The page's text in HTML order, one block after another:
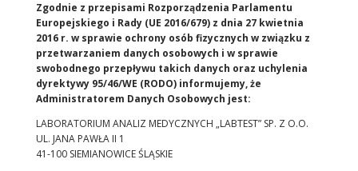
Zgodnie z przepisami Rozporządzenia Parlamentu
Europejskiego i Rady (UE 2016/679) z dnia 27 kwietnia
2016 r. w sprawie ochrony osób fizycznych w związku z
przetwarzaniem danych osobowych i w sprawie
swobodnego przepływu takich danych oraz uchylenia
dyrektywy 95/46/WE (RODO) informujemy, że
Administratorem Danych Osobowych jest:
LABORATORIUM ANALIZ MEDYCZNYCH „LABTEST” SP. Z O.O.
UL. JANA PAWŁA II 1
41-100 SIEMIANOWICE ŚLĄSKIE